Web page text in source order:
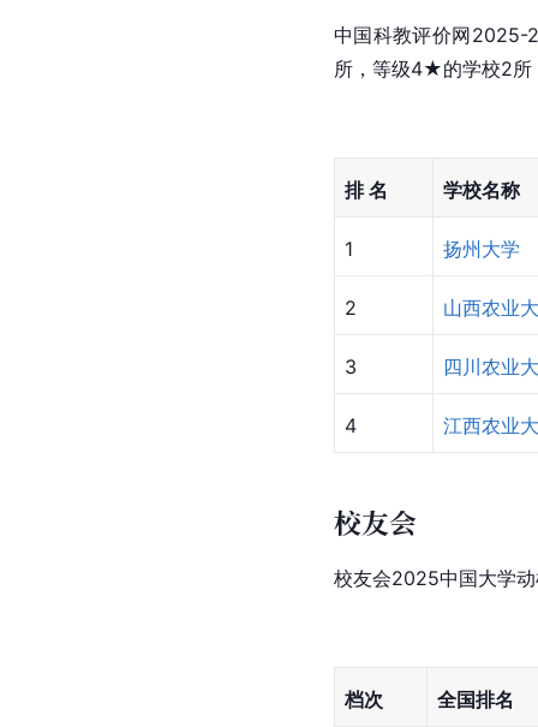
中国科教评价网2025-
所，等级4★的学校2所
排 名 学校名称
1 扬州大学
2 山西农业
3 四川农业
4 江西农业
校友会
校友会2025中国大学
档次 全国排名